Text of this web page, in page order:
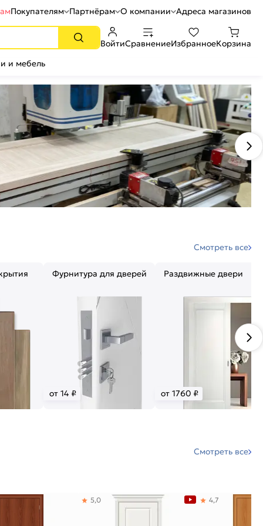
Покупателям Партнёрам О компании Адреса магазинов
ВойтиСравнениеИзбранноеКорзина
и мебель
Смотреть все
Фурнитура для дверей
от 14 ₽
Раздвижные двери
от 1760 ₽
Смотреть все
5,0 4,7